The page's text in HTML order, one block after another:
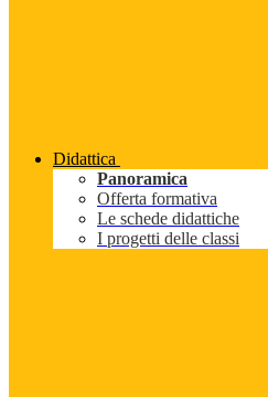
Didattica
Panoramica
Offerta formativa
Le schede didattiche
I progetti delle classi